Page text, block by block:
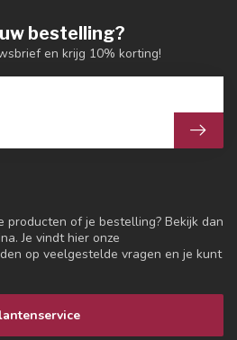
producten of je bestelling? Bekijk dan
Je vindt hier onze
op veelgestelde vragen en je kunt
bestelling?
en krijg 10% korting!